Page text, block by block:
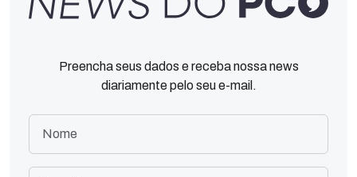
Preencha seus dados e receba nossa news
diariamente pelo seu e-mail.